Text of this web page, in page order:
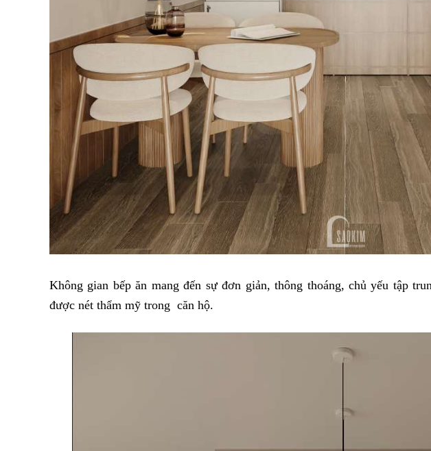
Không gian bếp ăn mang đến sự đơn giản, thông thoáng, chủ yếu tập
được nét thẩm mỹ trong căn hộ.